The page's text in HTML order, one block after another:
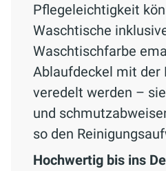
Pflegeleichtigkeit
Waschtische
Waschtischfarbe
Ablaufdeckel mit der
veredelt werden –
und
so den
Hochwertig bis ins